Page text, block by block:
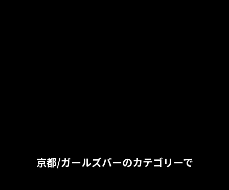
京都/ガールズバーのカテゴリーで